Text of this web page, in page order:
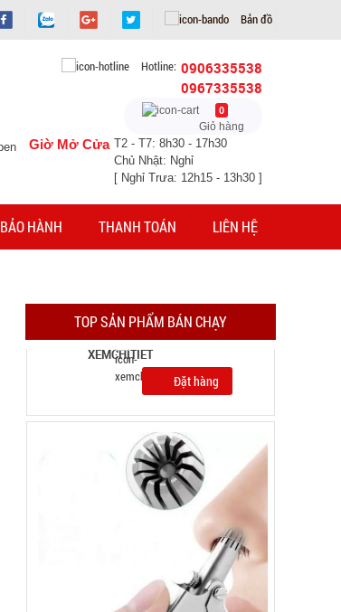
Bản đồ
Hotline: 0906335538
0967335538
0
Giỏ hàng
Giờ Mở Cửa T2 - T7: 8h30 - 17h30
Chủ Nhật: Nghỉ
[ Nghỉ Trưa: 12h15 - 13h30 ]
BẢO HÀNH THANH TOÁN LIÊN HỆ
TOP SẢN PHẨM BÁN CHẠY
Máy cắt tỉa lông mũi bằng thép không rỉ
GIÁ: 22.900 đ
TÌNH TRẠNG:CÒN HÀNG
Bảo hành: 1T 1kg
Đặt hàng